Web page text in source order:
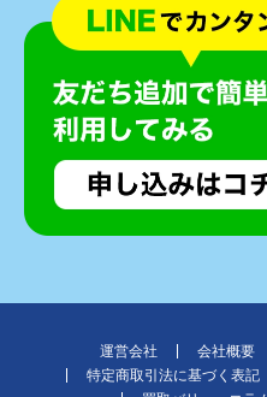
運営会社 会社概要
特定商取引法に基づく表記